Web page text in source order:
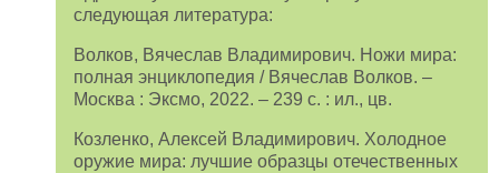
следующая литература:
Волков, Вячеслав Владимирович. Ножи мира:
полная энциклопедия / Вячеслав Волков. –
Москва : Эксмо, 2022. – 239 с. : ил., цв.
Козленко, Алексей Владимирович. Холодное
оружие мира: лучшие образцы отечественных